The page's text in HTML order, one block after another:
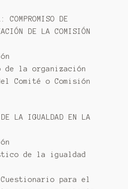
DE
DE LA COMISIÓN
de la organización
Comité o Comisión
LA IGUALDAD EN LA
de la igualdad
para el